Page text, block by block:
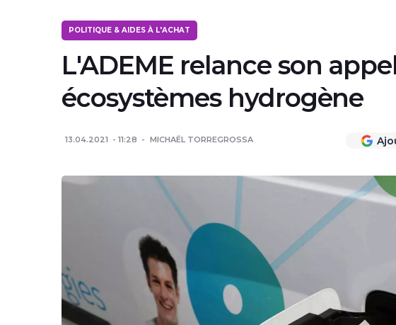
POLITIQUE & AIDES À L'ACHAT
L'ADEME relance son
écosystèmes hydrogène
13.04.2021 11:28 MICHAËL TORREGROSSA